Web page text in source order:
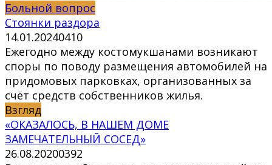
Больной вопрос
Стоянки раздора
14.01.20240410
Ежегодно между костомукшанами возникают
споры по поводу размещения автомобилей на
придомовых парковках, организованных за
счёт средств собственников жилья.
Взгляд
«ОКАЗАЛОСЬ, В НАШЕМ ДОМЕ
ЗАМЕЧАТЕЛЬНЫЙ СОСЕД»
26.08.20200392